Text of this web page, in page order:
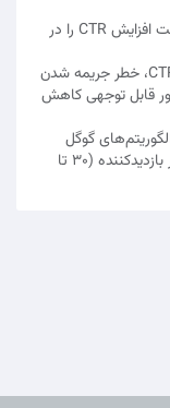
تنظیم پله‌های افزایش: تعداد کلیک‌ها و سرعت افزایش CTR را در
جلوگیری از جریمه گوگل: با افزایش تدریجی CTR، خطر جریمه شدن
قابل توجهی کاهش
گوگل
انعطاف در تعداد کلیک حدودی و زمان حضور بازدیدکننده (۳۰ تا